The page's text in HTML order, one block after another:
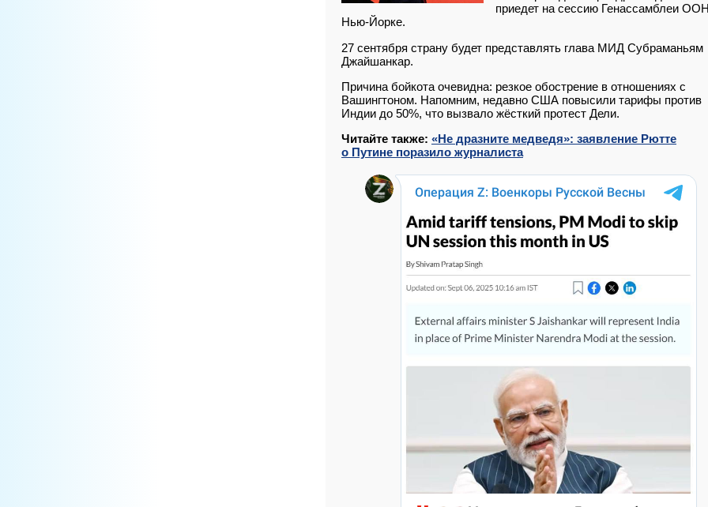
приедет на сессию Генассамблеи
Нью-Йорке.
27 сентября страну будет представлять глава МИД Субраманьям
Джайшанкар.
Причина бойкота очевидна: резкое обострение в отношениях с
Вашингтоном. Напомним, недавно США повысили тарифы против
Индии до 50%, что вызвало жёсткий протест Дели.
Читайте также: «Не дразните медведя»: заявление Рютте
о Путине поразило журналиста